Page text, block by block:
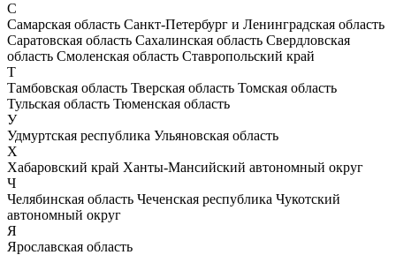
С
Самарская область Санкт-Петербург и Ленинградская область
Саратовская область Сахалинская область Свердловская
область Смоленская область Ставропольский край
Т
Тамбовская область Тверская область Томская область
Тульская область Тюменская область
У
Удмуртская республика Ульяновская область
Х
Хабаровский край Ханты-Мансийский автономный округ
Ч
Челябинская область Чеченская республика Чукотский
автономный округ
Я
Ярославская область